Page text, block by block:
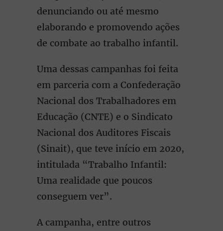
denunciando ou até mesmo
elaborando e promovendo ações
de combate ao trabalho infantil.
Uma dessas campanhas foi feita
em parceria com a Confederação
Nacional dos Trabalhadores em
Educação (CNTE) e o Sindicato
Nacional dos Auditores Fiscais
(Sinait), que teve início em 2020,
intitulada “Trabalho Infantil:
Uma realidade que poucos
conseguem ver”.
A campanha, entre outros